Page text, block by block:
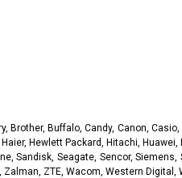
Buffalo, Candy, Canon,
Hewlett Packard, Hitachi, Huawei,
Seagate, Sencor, Siemens,
ZTE, Wacom, Western Digital,